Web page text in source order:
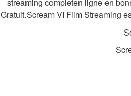
streaming completen ligne en
Gratuit.Scream VI Film Streaming